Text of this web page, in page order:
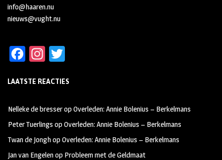
info@haaren.nu
nieuws@vught.nu
Fa
b
oo
k
In
ag
m
tt
LAATSTE REACTIES
Nelleke de bresseropOverleden: Annie Bolenius – Berkelmans
Peter Tuerlings opOverleden: Annie Bolenius – Berkelmans
Twan de JonghopOverleden: Annie Bolenius – Berkelmans
Jan van Engelenop Probleem met de Geldmaat